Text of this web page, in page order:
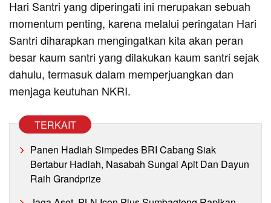
Hari Santri yang diperingati ini merupakan sebuah
momentum penting, karena melalui peringatan Hari
Santri diharapkan mengingatkan kita akan peran
besar kaum santri yang dilakukan kaum santri sejak
dahulu, termasuk dalam memperjuangkan dan
menjaga keutuhan NKRI.
TERKAIT
Panen Hadiah Simpedes BRI Cabang Siak
Bertabur Hadiah, Nasabah Sungai Apit Dan Dayun
Raih Grandprize